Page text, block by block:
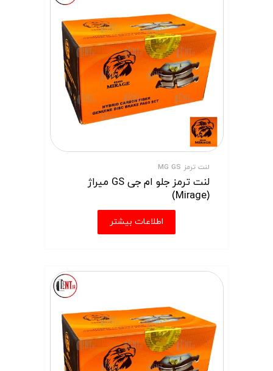
لنت ترمز MG GS
لنت ترمز جلو ام جی GS میراژ
(Mirage)
اطلاعات بیشتر